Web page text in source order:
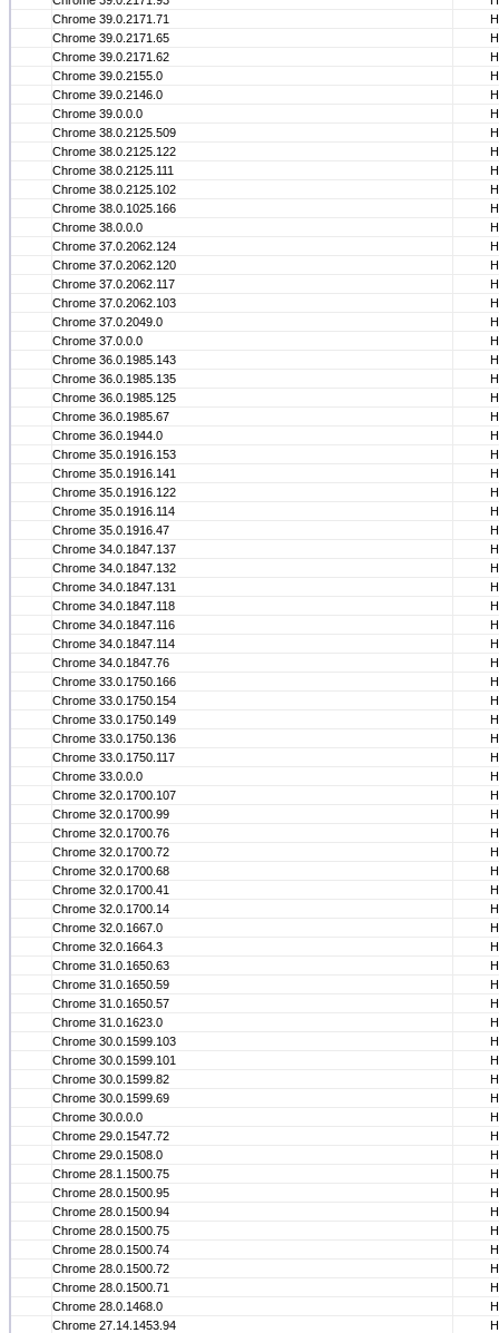
Chrome 39.0.2171.71
Chrome 39.0.2171.65
Chrome 39.0.2171.62
Chrome 39.0.2155.0
Chrome 39.0.2146.0
Chrome 39.0.0.0
Chrome 38.0.2125.509
Chrome 38.0.2125.122
Chrome 38.0.2125.111
Chrome 38.0.2125.102
Chrome 38.0.1025.166
Chrome 38.0.0.0
Chrome 37.0.2062.124
Chrome 37.0.2062.120
Chrome 37.0.2062.117
Chrome 37.0.2062.103
Chrome 37.0.2049.0
Chrome 37.0.0.0
Chrome 36.0.1985.143
Chrome 36.0.1985.135
Chrome 36.0.1985.125
Chrome 36.0.1985.67
Chrome 36.0.1944.0
Chrome 35.0.1916.153
Chrome 35.0.1916.141
Chrome 35.0.1916.122
Chrome 35.0.1916.114
Chrome 35.0.1916.47
Chrome 34.0.1847.137
Chrome 34.0.1847.132
Chrome 34.0.1847.131
Chrome 34.0.1847.118
Chrome 34.0.1847.116
Chrome 34.0.1847.114
Chrome 34.0.1847.76
Chrome 33.0.1750.166
Chrome 33.0.1750.154
Chrome 33.0.1750.149
Chrome 33.0.1750.136
Chrome 33.0.1750.117
Chrome 33.0.0.0
Chrome 32.0.1700.107
Chrome 32.0.1700.99
Chrome 32.0.1700.76
Chrome 32.0.1700.72
Chrome 32.0.1700.68
Chrome 32.0.1700.41
Chrome 32.0.1700.14
Chrome 32.0.1667.0
Chrome 32.0.1664.3
Chrome 31.0.1650.63
Chrome 31.0.1650.59
Chrome 31.0.1650.57
Chrome 31.0.1623.0
Chrome 30.0.1599.103
Chrome 30.0.1599.101
Chrome 30.0.1599.82
Chrome 30.0.1599.69
Chrome 30.0.0.0
Chrome 29.0.1547.72
Chrome 29.0.1508.0
Chrome 28.1.1500.75
Chrome 28.0.1500.95
Chrome 28.0.1500.94
Chrome 28.0.1500.75
Chrome 28.0.1500.74
Chrome 28.0.1500.72
Chrome 28.0.1500.71
Chrome 28.0.1468.0
Chrome 27.14.1453.94